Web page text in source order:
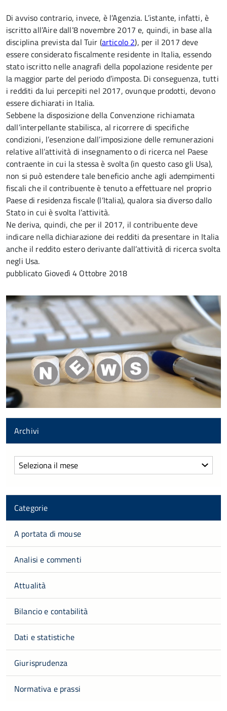
Di avviso contrario, invece, è l’Agenzia. L’istante, infatti, è
iscritto all’Aire dall’8 novembre 2017 e, quindi, in base alla
disciplina prevista dal Tuir (articolo 2), per il 2017 deve
essere considerato fiscalmente residente in Italia, essendo
stato iscritto nelle anagrafi della popolazione residente per
la maggior parte del periodo d’imposta. Di conseguenza, tutti
i redditi da lui percepiti nel 2017, ovunque prodotti, devono
essere dichiarati in Italia.
Sebbene la disposizione della Convenzione richiamata
dall’interpellante stabilisca, al ricorrere di specifiche
condizioni, l’esenzione dall’imposizione delle remunerazioni
relative all’attività di insegnamento o di ricerca nel Paese
contraente in cui la stessa è svolta (in questo caso gli Usa),
non si può estendere tale beneficio anche agli adempimenti
fiscali che il contribuente è tenuto a effettuare nel proprio
Paese di residenza fiscale (l’Italia), qualora sia diverso dallo
Stato in cui è svolta l’attività.
Ne deriva, quindi, che per il 2017, il contribuente deve
indicare nella dichiarazione dei redditi da presentare in Italia
anche il reddito estero derivante dall’attività di ricerca svolta
negli Usa.
pubblicato Giovedì 4 Ottobre 2018
Archivi
Archivi
Categorie
A portata di mouse
Analisi e commenti
Attualità
Bilancio e contabilità
Dati e statistiche
Giurisprudenza
Normativa e prassi